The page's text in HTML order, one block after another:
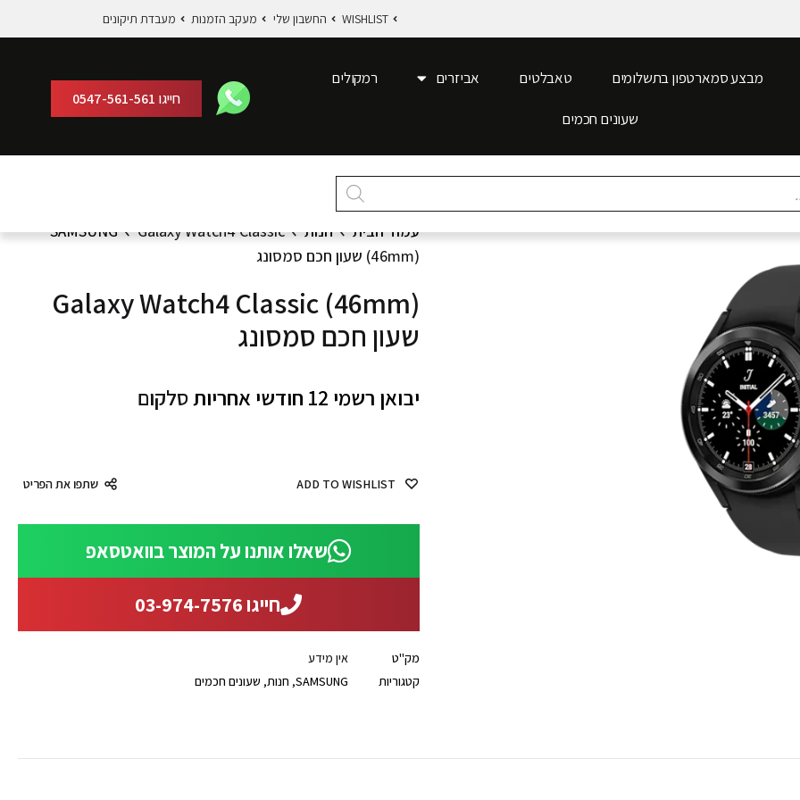
WISHLIST החשבון שלי מעקב הזמנות מעבדת תיקונים
מבצע סמארטפון בתשלומים טאבלטים אביזרים רמקולים
שעונים חכמים
חייגו 0547-561-561
עמוד הבית חנות SAMSUNG
Galaxy Watch4 Classic
(46mm) שעון חכם סמסונג
Galaxy Watch4 Classic (46mm)
שעון חכם סמסונג
יבואן רשמי 12 חודשי אחריות סלקום
ADD TO WISHLIST שתפו את הפריט
שאלו אותנו על המוצר בוואטסאפ
חייגו 03-974-7576
מק"ט
אין מידע
קטגוריות
SAMSUNG
, חנות, שעונים חכמים